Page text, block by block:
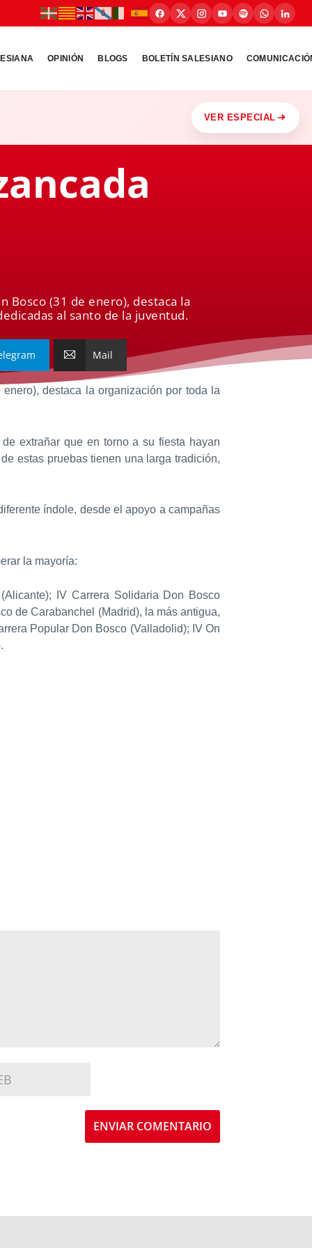
OPINIÓN BLOGS BOLETÍN SALESIANO
VER ESPECIAL
Bosco (31 de enero), destaca la
al santo de la juventud.
Mail
destaca la organización por toda la
extrañar que en torno a su fiesta hayan
estas pruebas tienen una larga tradición,
índole, desde el apoyo a campañas
la mayoría:
IV Carrera Solidaria Don Bosco
de Carabanchel (Madrid), la más antigua,
Popular Don Bosco (Valladolid); IV On
ENVIAR COMENTARIO